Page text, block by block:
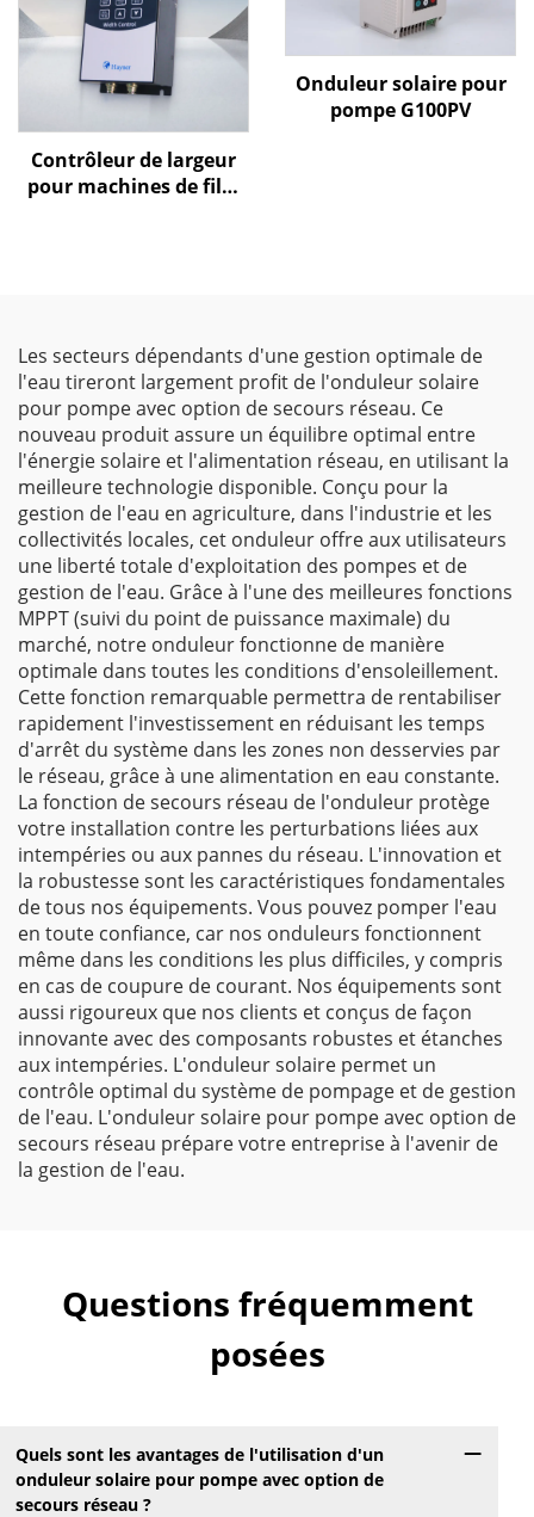
Contrôleur de largeur
pour machines de film
Onduleur solaire pour
pompe G100PV
Les secteurs dépendants d'une gestion optimale de
l'eau tireront largement profit de l'onduleur solaire
pour pompe avec option de secours réseau. Ce
nouveau produit assure un équilibre optimal entre
l'énergie solaire et l'alimentation réseau, en utilisant la
meilleure technologie disponible. Conçu pour la
gestion de l'eau en agriculture, dans l'industrie et les
collectivités locales, cet onduleur offre aux utilisateurs
une liberté totale d'exploitation des pompes et de
gestion de l'eau. Grâce à l'une des meilleures fonctions
MPPT (suivi du point de puissance maximale) du
marché, notre onduleur fonctionne de manière
optimale dans toutes les conditions d'ensoleillement.
Cette fonction remarquable permettra de rentabiliser
rapidement l'investissement en réduisant les temps
d'arrêt du système dans les zones non desservies par
le réseau, grâce à une alimentation en eau constante.
La fonction de secours réseau de l'onduleur protège
votre installation contre les perturbations liées aux
intempéries ou aux pannes du réseau. L'innovation et
la robustesse sont les caractéristiques fondamentales
de tous nos équipements. Vous pouvez pomper l'eau
en toute confiance, car nos onduleurs fonctionnent
même dans les conditions les plus difficiles, y compris
en cas de coupure de courant. Nos équipements sont
aussi rigoureux que nos clients et conçus de façon
innovante avec des composants robustes et étanches
aux intempéries. L'onduleur solaire permet un
contrôle optimal du système de pompage et de gestion
de l'eau. L'onduleur solaire pour pompe avec option de
secours réseau prépare votre entreprise à l'avenir de
la gestion de l'eau.
Questions fréquemment
posées
Quels sont les avantages de l'utilisation d'un
onduleur solaire pour pompe avec option de
secours réseau ?